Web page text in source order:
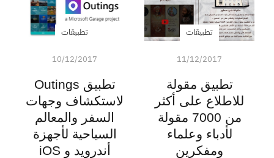
تطبيقات
11/12/2017
تطبيق مقولة
للاطلاع على أكثر
من 7000 مقولة
لأدباء وعلماء
ومفكرين
تطبيقات
10/12/2017
تطبيق Outings
لاستكشاف وجهات
السفر والمعالم
السياحية لأجهزة
أندرويد و iOS